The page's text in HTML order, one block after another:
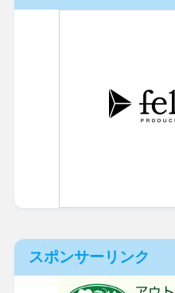
スポンサーリンク